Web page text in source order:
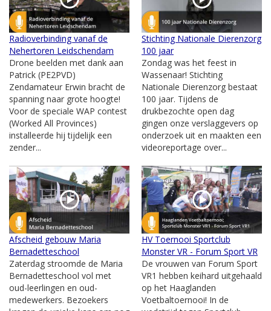
Radioverbinding vanaf de
Nehertoren Leidschendam
Drone beelden met dank aan
Patrick (PE2PVD)
Zendamateur Erwin bracht de
spanning naar grote hoogte!
Voor de speciale WAP contest
(Worked All Provinces)
installeerde hij tijdelijk een
zender...
Stichting Nationale Dierenzorg
100 jaar
Zondag was het feest in
Wassenaar! Stichting
Nationale Dierenzorg bestaat
100 jaar. Tijdens de
drukbezochte open dag
gingen onze verslaggevers op
onderzoek uit en maakten een
videoreportage over...
Afscheid gebouw Maria
Bernadetteschool
Zaterdag stroomde de Maria
Bernadetteschool vol met
oud-leerlingen en oud-
medewerkers. Bezoekers
HV Toernooi Sportclub
Monster VR - Forum Sport VR
De vrouwen van Forum Sport
VR1 hebben keihard uitgehaald
op het Haaglanden
Voetbaltoernooi! In de